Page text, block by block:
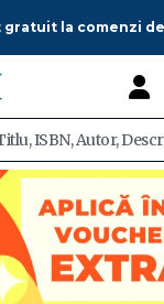
la comenzi